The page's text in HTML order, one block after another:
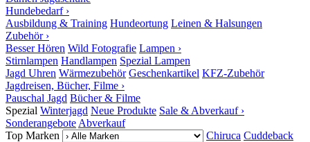
Hundebedarf ›
Ausbildung & Training Hundeortung Leinen & Halsungen
Zubehör ›
Besser Hören Wild Fotografie Lampen ›
Stirnlampen Handlampen Spezial Lampen
Jagd Uhren Wärmezubehör Geschenkartikel KFZ-Zubehör
Jagdreisen, Bücher, Filme ›
Pauschal Jagd Bücher & Filme
Spezial Winterjagd Neue Produkte Sale & Abverkauf ›
Sonderangebote Abverkauf
Top Marken
Chiruca Cuddeback